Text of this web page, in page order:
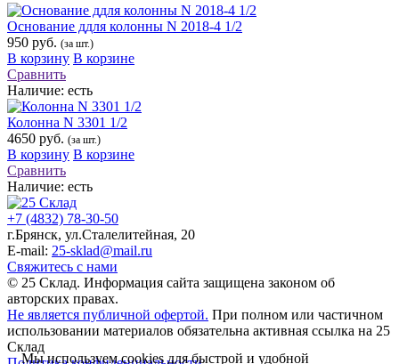
Основание ддля колонны N 2018-4 1/2
950 руб. (за шт.)
В корзину В корзине
Сравнить
Наличие: есть
Колонна N 3301 1/2
4650 руб. (за шт.)
В корзину В корзине
Сравнить
Наличие: есть
+7 (4832) 78-30-50
г.Брянск, ул.Сталелитейная, 20
E-mail: 25-sklad@mail.ru
Свяжитесь с нами
© 25 Склад. Информация сайта защищена законом об
авторских правах.
Не является публичной офертой. При полном или частичном
использовании материалов обязательна активная ссылка на 25
Склад
Мы используем cookies для быстрой и удобной